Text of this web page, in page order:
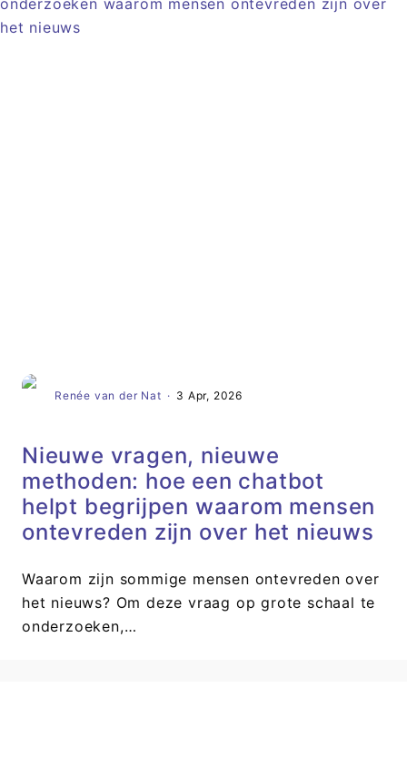
Renée van der Nat · 3 Apr, 2026
Nieuwe vragen, nieuwe
methoden: hoe een chatbot
helpt begrijpen waarom mensen
ontevreden zijn over het nieuws
Waarom zijn sommige mensen ontevreden over
het nieuws? Om deze vraag op grote schaal te
onderzoeken,…